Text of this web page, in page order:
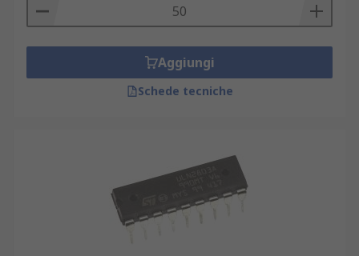
Aggiungi
Schede tecniche